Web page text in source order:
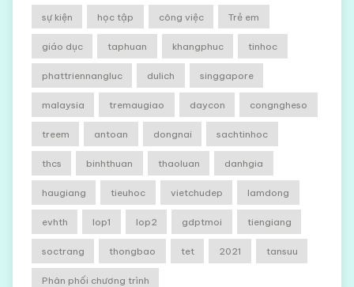
sự kiện học tập công việc Trẻ em
giáo dục taphuan khangphuc tinhoc
phattriennangluc dulich singgapore
malaysia tremaugiao daycon congngheso
treem antoan dongnai sachtinhoc
thcs binhthuan thaoluan danhgia
haugiang tieuhoc vietchudep lamdong
evhth lop1 lop2 gdptmoi tiengiang
soctrang thongbao tet 2021 tansuu
Phân phối chương trình